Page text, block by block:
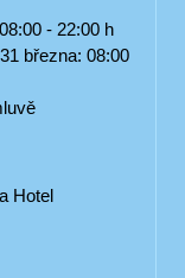
- 22:00 h
března: 08:00
Hotel